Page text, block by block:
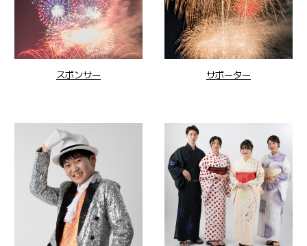
スポンサー サポーター